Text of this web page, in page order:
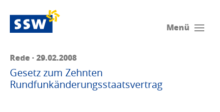
Menü
Rede · 29.02.2008
Gesetz zum Zehnten
Rundfunkänderungsstaatsvertrag